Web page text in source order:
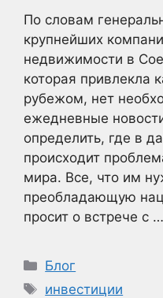
По словам
крупнейших
недвижимости в
которая привлекла
рубежом, нет
ежедневные
определить, где в
происходит
мира. Все, что им
преобладающую
просит о встрече с …
Рубрики
Блог
Метки
инвестиции